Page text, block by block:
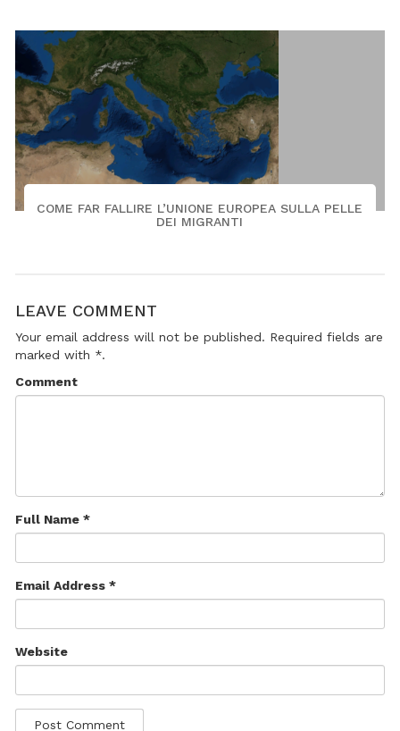
COME FAR FALLIRE L’UNIONE EUROPEA SULLA PELLE
DEI MIGRANTI
LEAVE COMMENT
Your email address will not be published. Required fields are
marked with *.
Comment
Full Name *
Email Address *
Website